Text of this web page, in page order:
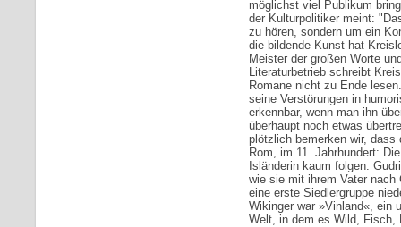
möglichst viel Publikum
der Kulturpolitiker meint:
zu hören, sondern um ein
die bildende Kunst hat
Meister der großen Worte
Literaturbetrieb schreibt
Romane nicht zu Ende
seine Verstörungen in
erkennbar, wenn man ihn
überhaupt noch etwas
plötzlich bemerken wir,
Rom, im 11. Jahrhundert:
Isländerin kaum folgen.
wie sie mit ihrem Vater nach
eine erste Siedlergruppe
Wikinger war »Vinland«, ein
Welt, in dem es Wild,